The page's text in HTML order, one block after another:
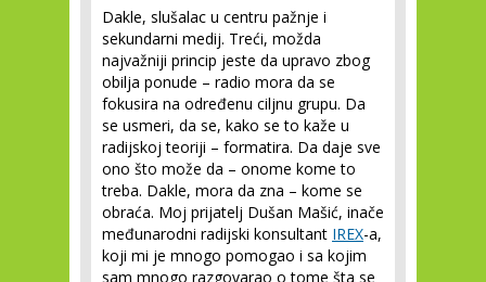
Dakle, slušalac u centru pažnje i
sekundarni medij. Treći, možda
najvažniji princip jeste da upravo zbog
obilja ponude – radio mora da se
fokusira na određenu ciljnu grupu. Da
se usmeri, da se, kako se to kaže u
radijskoj teoriji – formatira. Da daje sve
ono što može da – onome kome to
treba. Dakle, mora da zna – kome se
obraća. Moj prijatelj Dušan Mašić, inače
međunarodni radijski konsultant IREX-a,
koji mi je mnogo pomogao i sa kojim
sam mnogo razgovarao o tome šta se